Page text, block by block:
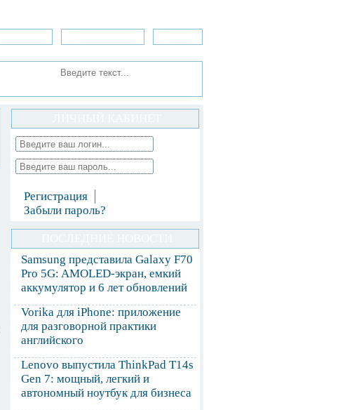
Регистрация
Забыли пароль?
Samsung представила Galaxy F70
Pro 5G: AMOLED-экран, емкий
аккумулятор и 6 лет обновлений
Vorika для iPhone: приложение
для разговорной практики
английского
Lenovo выпустила ThinkPad T14s
Gen 7: мощный, легкий и
автономный ноутбук для бизнеса